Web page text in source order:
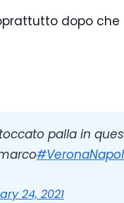
dopo
palla in
24, 2021